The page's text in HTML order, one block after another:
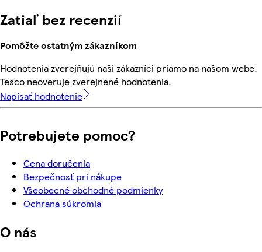
Zatiaľ bez recenzií
Pomôžte ostatným zákazníkom
Hodnotenia zverejňujú naši zákazníci priamo na našom webe.
Tesco neoveruje zverejnené hodnotenia.
Napísať hodnotenie
Potrebujete pomoc?
Cena doručenia
Bezpečnosť pri nákupe
Všeobecné obchodné podmienky
Ochrana súkromia
O nás